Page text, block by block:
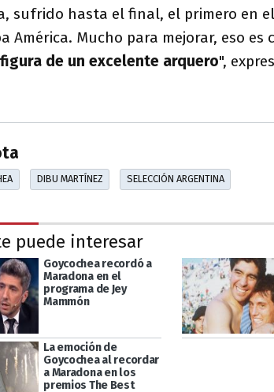
sufrido hasta el final, el primero en
América. Mucho para mejorar, eso es
de un excelente arquero",
DIBU MARTÍNEZ SELECCIÓN ARGENTINA
puede interesar
Goycochea recordó a
Maradona en el
programa de Jey
Mammón
La emoción de
Goycochea al recordar
a Maradona en los
premios The Best